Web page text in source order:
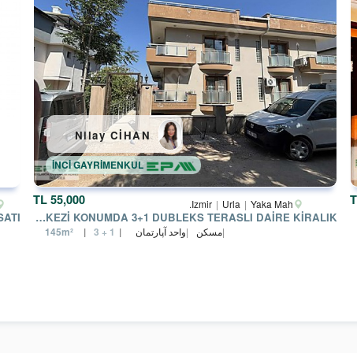
55,000 TL Izmir Urla Yaka Mah.
URLA MERKEZI KONUMDA 3+1 DUBLEKS TERASLI DAIRE KIRALIK
مسکن واحد آپارتمان 145m² 3 + 1
İNCİ GAYRİMENKUL
Nilay CİHAN